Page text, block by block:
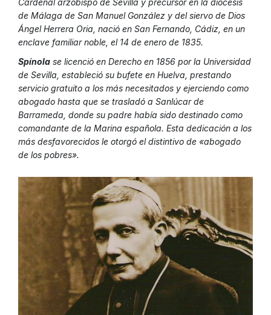
Cardenal arzobispo de Sevilla y precursor en la diócesis
de Málaga de San Manuel González y del siervo de Dios
Ángel Herrera Oria, nació en San Fernando, Cádiz, en un
enclave familiar noble, el 14 de enero de 1835.
Spínola se licenció en Derecho en 1856 por la Universidad
de Sevilla, estableció su bufete en Huelva, prestando
servicio gratuito a los más necesitados y ejerciendo como
abogado hasta que se trasladó a Sanlúcar de
Barrameda, donde su padre había sido destinado como
comandante de la Marina española. Esta dedicación a los
más desfavorecidos le otorgó el distintivo de «abogado
de los pobres».